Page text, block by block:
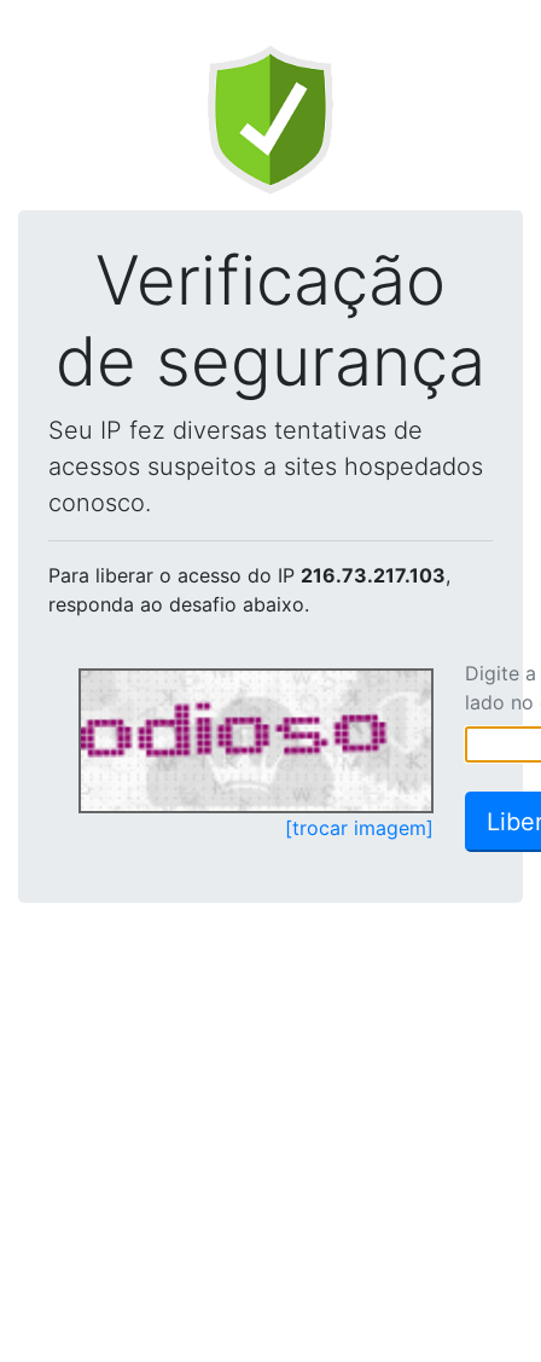
Verificação
de segurança
Seu IP fez diversas tentativas de
acessos suspeitos a sites hospedados
conosco.
Para liberar o acesso do IP 216.73.217.103,
responda ao desafio abaixo.
[trocar imagem]
Digite
lado no